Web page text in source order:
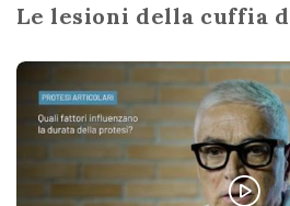
Le lesioni della cuffia